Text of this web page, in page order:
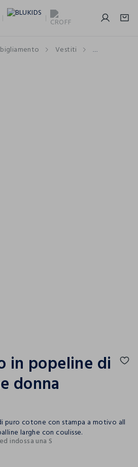
Vestiti Vestiti
in popeline di
donna
puro cotone con stampa a motivo all
larghe con coulisse.
indossa una S